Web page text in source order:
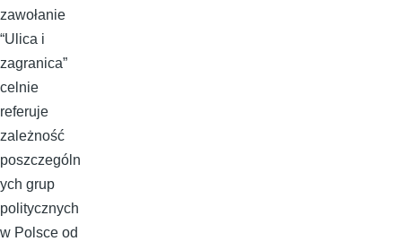
zawołanie
“Ulica i
zagranica”
celnie
referuje
zależność
poszczególn
ych grup
politycznych
w Polsce od